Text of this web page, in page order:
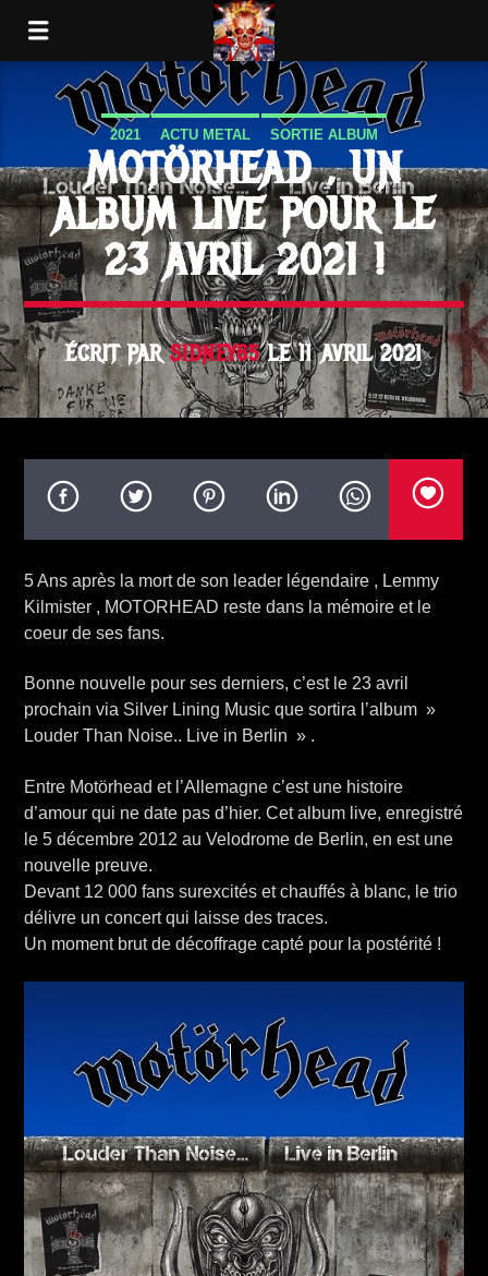
2021 ACTU METAL SORTIE ALBUM
MOTÖRHEAD , UN
ALBUM LIVE POUR LE
23 AVRIL 2021 !
ÉCRIT PARSIDNEY65LE 11 AVRIL 2021
5 Ans après la mort de son leader légendaire , Lemmy
Kilmister , MOTORHEAD reste dans la mémoire et le
coeur de ses fans.
Bonne nouvelle pour ses derniers, c’est le 23 avril
prochain via Silver Lining Music que sortira l’album »
Louder Than Noise.. Live in Berlin » .
Entre Motörhead et l’Allemagne c’est une histoire
d’amour qui ne date pas d’hier. Cet album live, enregistré
le 5 décembre 2012 au Velodrome de Berlin, en est une
nouvelle preuve.
Devant 12 000 fans surexcités et chauffés à blanc, le trio
délivre un concert qui laisse des traces.
Un moment brut de décoffrage capté pour la postérité !